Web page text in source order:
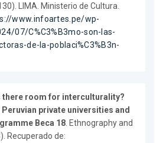
LIMA. Ministerio de Cultura.
www.infoartes.pe/wp-
07/C%C3%B3mo-son-las-
de-la-poblaci%C3%B3n-
there room for interculturality?
Peruvian private universities and
Beca 18 . Ethnography and
Recuperado de: